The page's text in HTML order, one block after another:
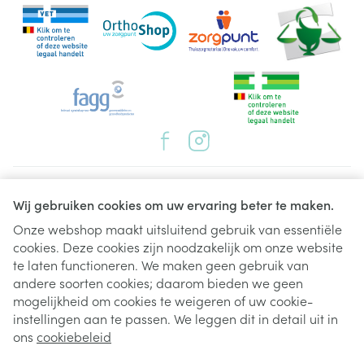
Wij gebruiken cookies om uw ervaring beter te maken.
Onze webshop maakt uitsluitend gebruik van essentiële
cookies. Deze cookies zijn noodzakelijk om onze website
te laten functioneren. We maken geen gebruik van
andere soorten cookies; daarom bieden we geen
mogelijkheid om cookies te weigeren of uw cookie-
instellingen aan te passen. We leggen dit in detail uit in
ons cookiebeleid
Juridische links